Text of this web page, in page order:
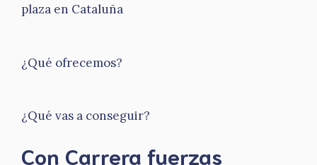
plaza en Cataluña
¿Qué ofrecemos?
¿Qué vas a conseguir?
Con Carrera fuerzas